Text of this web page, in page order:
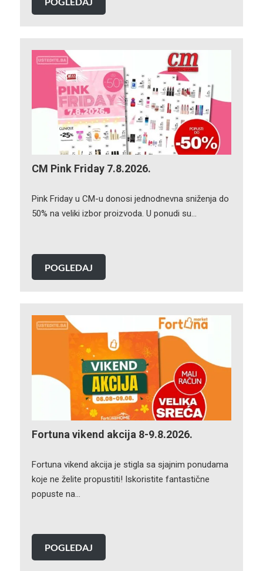
CM Pink Friday 7.8.2026.
Pink Friday u CM-u donosi jednodnevna sniženja do
50% na veliki izbor proizvoda. U ponudi su…
POGLEDAJ
Fortuna vikend akcija 8-9.8.2026.
Fortuna vikend akcija je stigla sa sjajnim ponudama
koje ne želite propustiti! Iskoristite fantastične
popuste na…
POGLEDAJ